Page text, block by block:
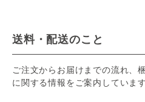
送料・配送のこと
ご注文からお届けまでの流れ、
に関する情報をご案内しています